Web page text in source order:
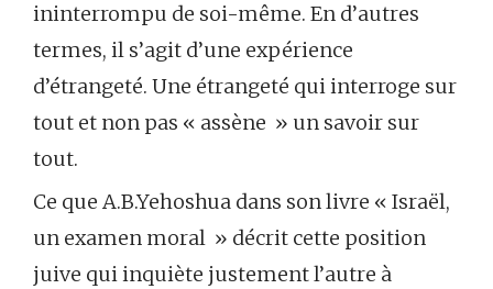
ininterrompu de soi-même. En d’autres
termes, il s’agit d’une expérience
d’étrangeté. Une étrangeté qui interroge sur
tout et non pas « assène » un savoir sur
tout.
Ce que A.B.Yehoshua dans son livre « Israël,
un examen moral » décrit cette position
juive qui inquiète justement l’autre à